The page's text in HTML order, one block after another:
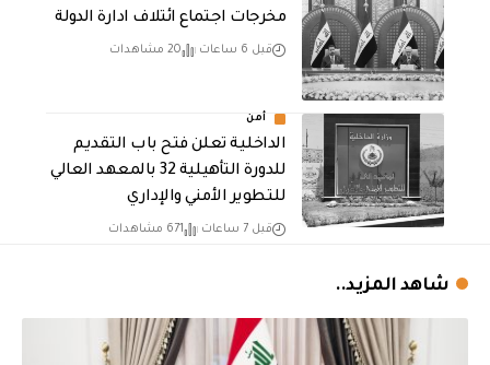
مخرجات اجتماع ائتلاف ادارة الدولة
قبل 6 ساعات 20 مشاهدات
أمن
الداخلية تعلن فتح باب التقديم
للدورة التأهيلية 32 بالمعهد العالي
للتطوير الأمني والإداري
قبل 7 ساعات 671 مشاهدات
شاهد المزيد..